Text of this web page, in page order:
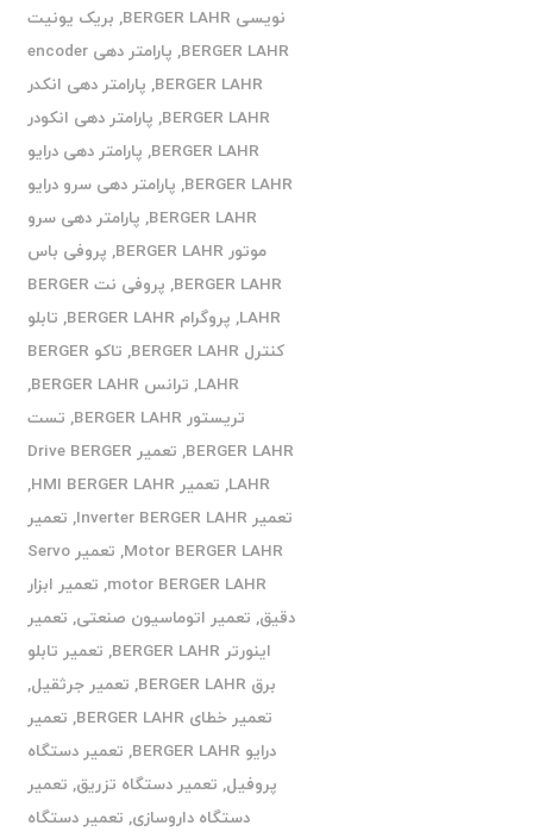
نویسی BERGER LAHR
, بریک یونیت
BERGER LAHR
,
پارامتر دهی encoder
BERGER LAHR
, پارامتر دهی انکدر
BERGER LAHR
, پارامتر دهی انکودر
BERGER LAHR
, پارامتر دهی درایو
BERGER LAHR
, پارامتر دهی سرو درایو
BERGER LAHR
, پارامتر دهی سرو
موتور BERGER LAHR
, پروفی باس
BERGER LAHR
,
پروفی نت BERGER
LAHR
, پروگرام BERGER LAHR , تابلو
کنترل BERGER LAHR
,
تاکو BERGER
LAHR
, ترانس BERGER LAHR
,
تریستور BERGER LAHR
, تست
BERGER LAHR
,
تعمیر Drive BERGER
LAHR
, تعمیر HMI BERGER LAHR
,
تعمیر Inverter BERGER LAHR
, تعمیر
Motor BERGER LAHR
,
تعمیر Servo
motor BERGER LAHR
, تعمیر ابزار
دقیق, تعمیر اتوماسیون صنعتی, تعمیر
اینورتر BERGER LAHR
, تعمیر تابلو
برق BERGER LAHR
, تعمیر جرثقیل,
تعمیر خطای BERGER LAHR
, تعمیر
درایو BERGER LAHR
, تعمیر دستگاه
پروفیل, تعمیر دستگاه تزریق, تعمیر
دستگاه داروسازی, تعمیر دستگاه